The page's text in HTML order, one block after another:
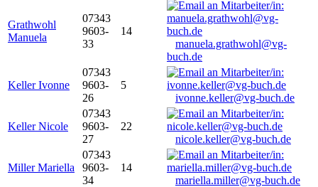
Grathwohl
Manuela
07343
9603-
33
14
manuela.grathwohl@vg-
buch.de
Keller Ivonne
07343
9603-
26
5
ivonne.keller@vg-buch.de
Keller Nicole
07343
9603-
27
22
nicole.keller@vg-buch.de
Miller Mariella
07343
9603-
34
14
mariella.miller@vg-buch.de